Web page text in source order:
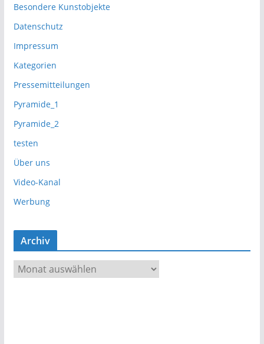
Besondere Kunstobjekte
Datenschutz
Impressum
Kategorien
Pressemitteilungen
Pyramide_1
Pyramide_2
testen
Über uns
Video-Kanal
Werbung
Archiv
r